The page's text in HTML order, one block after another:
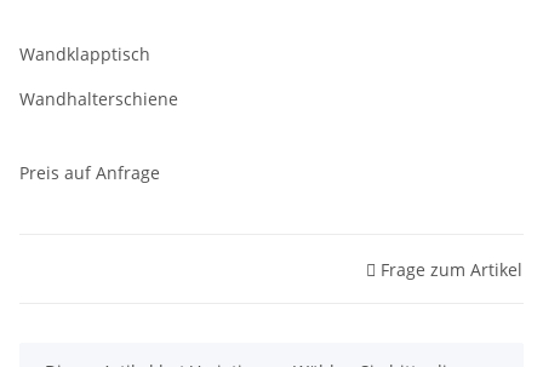
Wandklapptisch
Wandhalterschiene
Preis auf Anfrage
Frage zum Artikel